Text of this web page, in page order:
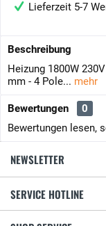
Lieferzeit 5-7
Beschreibung
Heizung 1800W
mm - 4 Pole... mehr
Bewertungen
0
Bewertungen lesen,
NEWSLETTER
SERVICE HOTLINE